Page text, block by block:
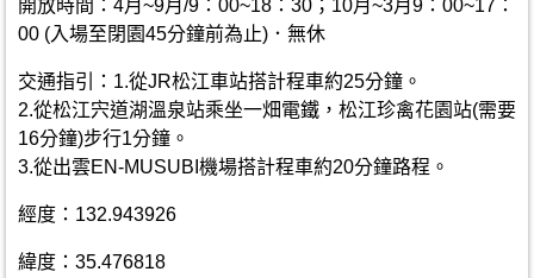
開放時間：4月~9月/9：00~18：30；10月~3月9：00~17：
00 (入場至閉園45分鐘前為止)．無休
交通指引：1.從JR松江車站搭計程車約25分鐘。
2.從松江宍道湖溫泉站乘坐一畑電鐵，松江珍禽花園站(需要
16分鐘)步行1分鐘。
3.從出雲EN-MUSUBI機場搭計程車約20分鐘路程。
經度：132.943926
緯度：35.476818